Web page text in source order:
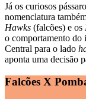
Já os curiosos
nomenclatura
Hawks (falcões) e os
o comportamento do
Central para o lado
aponta uma decisão
Falcões X